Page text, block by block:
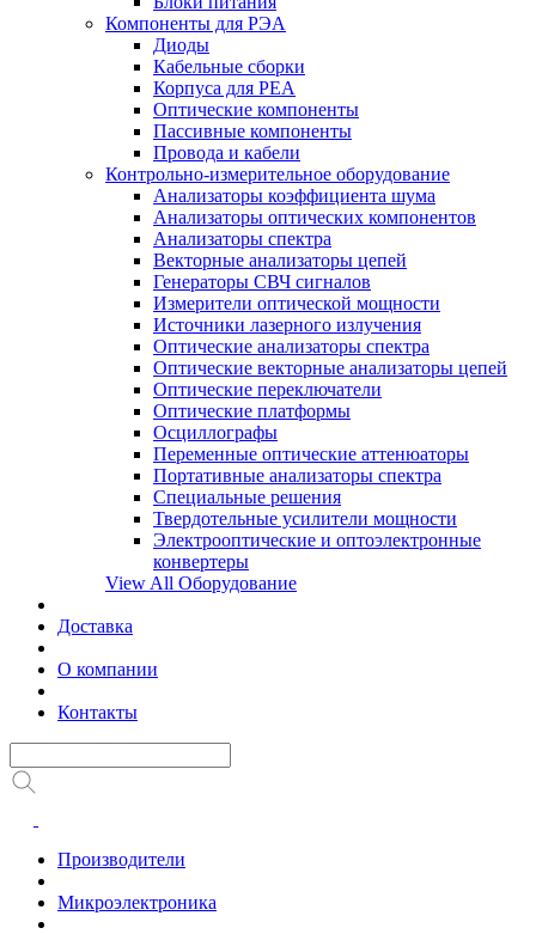
Компоненты для РЭА
Диоды
Кабельные сборки
Корпуса для РЕА
Оптические компоненты
Пассивные компоненты
Провода и кабели
Контрольно-измерительное оборудование
Анализаторы коэффициента шума
Анализаторы оптических компонентов
Анализаторы спектра
Векторные анализаторы цепей
Генераторы СВЧ сигналов
Измерители оптической мощности
Источники лазерного излучения
Оптические анализаторы спектра
Оптические векторные анализаторы цепей
Оптические переключатели
Оптические платформы
Осциллографы
Переменные оптические аттенюаторы
Портативные анализаторы спектра
Специальные решения
Твердотельные усилители мощности
Электрооптические и оптоэлектронные
конвертеры
View All Оборудование
Доставка
О компании
Контакты
Производители
Микроэлектроника